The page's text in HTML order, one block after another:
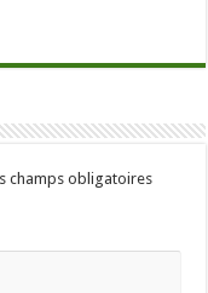
champs obligatoires